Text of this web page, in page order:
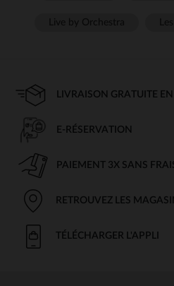
LIVRAISON GRATUITE
E-RÉSERVATION
PAIEMENT 3X SANS
RETROUVEZ LES
TÉLÉCHARGER L'APPLI